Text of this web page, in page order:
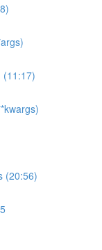
(11:17)
(20:56)